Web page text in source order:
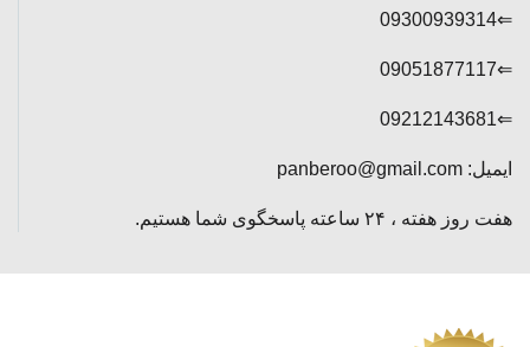
⇐09300939314
⇐09051877117
⇐09212143681
ایمیل: panberoo@gmail.com
هفت روز هفته ، ۲۴ ساعته پاسخگوی شما هستیم.